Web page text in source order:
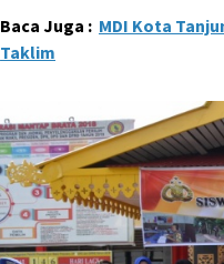
Baca Juga : MDI Kota
Taklim